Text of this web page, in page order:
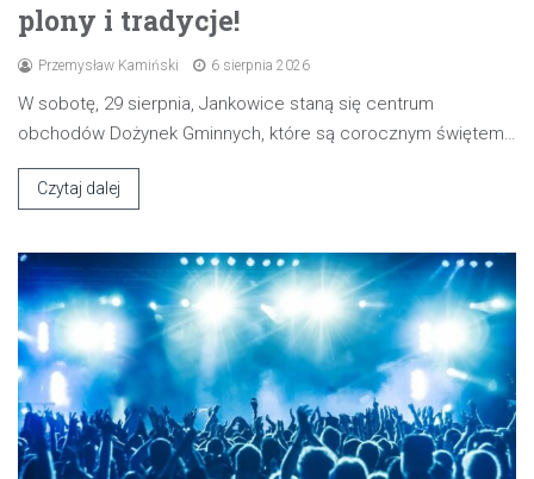
plony i tradycje!
Przemysław Kamiński 6 sierpnia 2026
W sobotę, 29 sierpnia, Jankowice staną się centrum
obchodów Dożynek Gminnych, które są corocznym świętem…
Czytaj dalej